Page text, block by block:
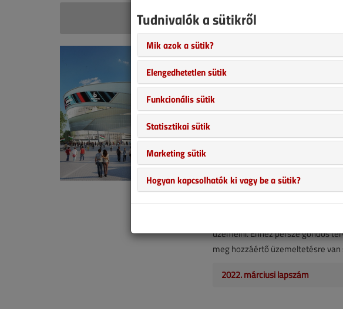
Szakál Szilárd cikkei
Amit a nézők nem
Bepillantás a budapesti MVM
2022. március 2. |
2537
Társszerző:
sportcsarnokot, hiszen az nem
jégkorongot – hogy csak néhány
gyökeresen eltérő légállapotot és
csarnokok szépségét
üzemelni. Ehhez persze gondos
meg hozzáértő üzemeltetésre van
2022. márciusi lapszám
Tudnivalók a sütikről
Mik azok a sütik?
Elengedhetetlen sütik
Funkcionális sütik
Statisztikai sütik
Marketing sütik
Hogyan kapcsolhatók ki vagy be a sütik?